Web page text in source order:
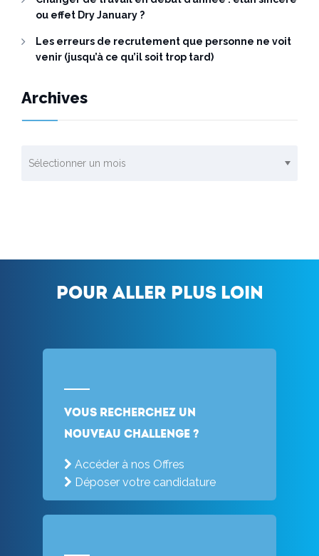
ou effet Dry January ?
Les erreurs de recrutement que personne ne voit
venir (jusqu’à ce qu’il soit trop tard)
Archives
Pour aller plus loin
Vous recherchez un
nouveau challenge ?
Accéder à nos Offres
Déposer votre candidature